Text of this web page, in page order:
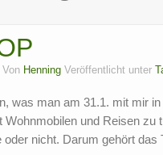
Von Henning Veröffentlicht unter
was man am 31.1. mit mir
und Reisen zu
nicht. Darum gehört